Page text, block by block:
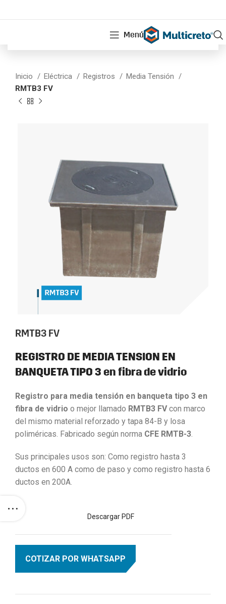
Menú
Inicio Eléctrica Registros
Media Tensión
RMTB3 FV
RMTB3 FV
REGISTRO DE MEDIA TENSION EN
BANQUETA TIPO 3 en fibra de vidrio
Registro para media tensión en banqueta tipo 3 en
fibra de vidrio o mejor llamado RMTB3 FVcon marco
del mismo material reforzado y tapa 84-B y losa
poliméricas. Fabricado según norma CFE RMTB-3.
Sus principales usos son: Como registro hasta 3
ductos en 600 A como de paso y como registro hasta 6
ductos en 200A.
Descargar PDF
COTIZAR POR WHATSAPP